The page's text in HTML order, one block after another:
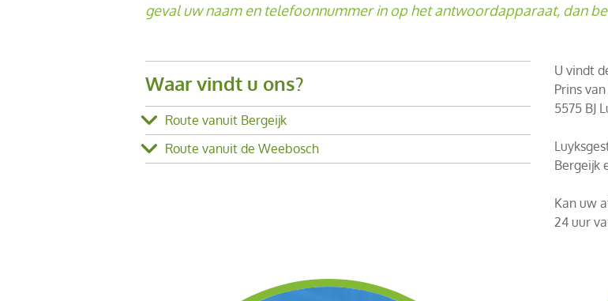
geval uw naam en telefoonnummer in op het antwoordapparaat, dan
Waar vindt u ons?
Route vanuit Bergeijk
Route vanuit de Weebosch
U vindt
Prins
5575 BJ
Bergeijk
Kan uw
24 uur